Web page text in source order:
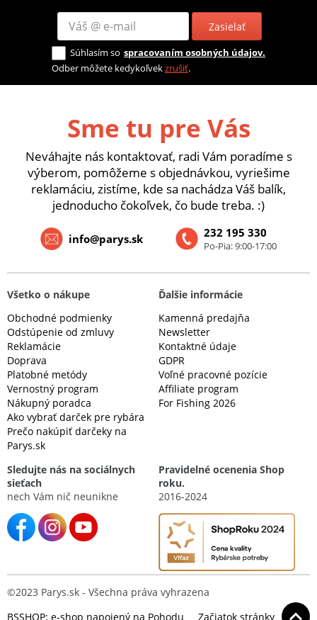
Zasielať
Súhlasím so spracovaním osobných údajov.
Odber môžete kedykoľvekzrušiť.
Sme tu pre Vás
Neváhajte nás kontaktovať, radi Vám poradíme s
výberom, pomôžeme s objednávkou, vyriešime
reklamáciu, zistíme, kde sa nachádza Váš balík,
jednoducho čokoľvek, čo bude treba. :)
232 195 330
Po-Pia: 9:00-17:00
info@parys.sk
Všetko o nákupe
Obchodné podmienky
Odstúpenie od zmluvy
Reklamácie
Doprava
Platobné metódy
Vernostný program
Nákupný poradca
Ako vybrať darček pre rybára
Prečo nakúpiť darčeky na
Parys.sk
Ďalšie informácie
Kamenná predajňa
Newsletter
Kontaktné údaje
GDPR
Voľné pracovné pozície
Affiliate program
For Fishing 2026
Sledujte nás na sociálnych
sieťach
nech Vám nič neunikne
Pravidelné ocenenia Shop
roku.
2016-2024
©2023 Parys.sk - Všechna práva vyhrazena
BSSHOP: e-shop napojený na Pohodu
Začiatok stránky